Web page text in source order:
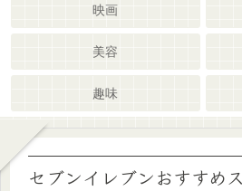
映画
美容
趣味
セブンイレブンおすすめ